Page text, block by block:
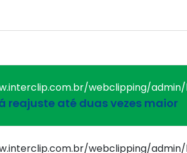
reajuste até duas vezes maior